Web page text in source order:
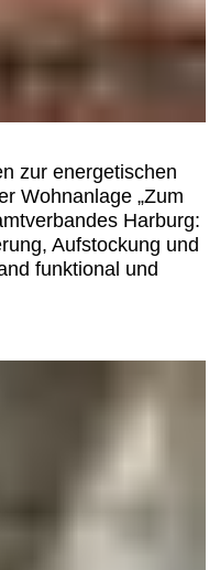
zur energetischen
Wohnanlage „Zum
Harburg:
Aufstockung und
funktional und